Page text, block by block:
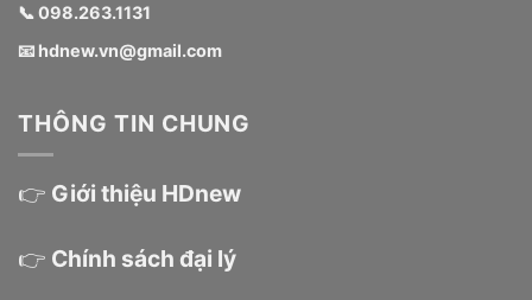
📞 098.263.1131
📧 hdnew.vn@gmail.com
THÔNG TIN CHUNG
👉 Giới thiệu HDnew
👉 Chính sách đại lý